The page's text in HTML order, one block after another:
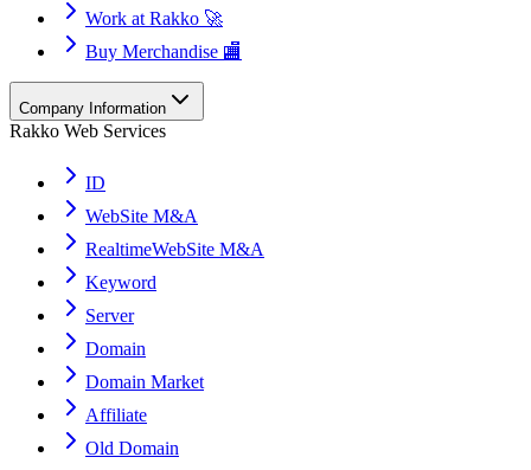
Work at Rakko 🚀
Buy Merchandise 🏬
Company Information
Rakko Web Services
ID
WebSite M&A
RealtimeWebSite M&A
Keyword
Server
Domain
Domain Market
Affiliate
Old Domain